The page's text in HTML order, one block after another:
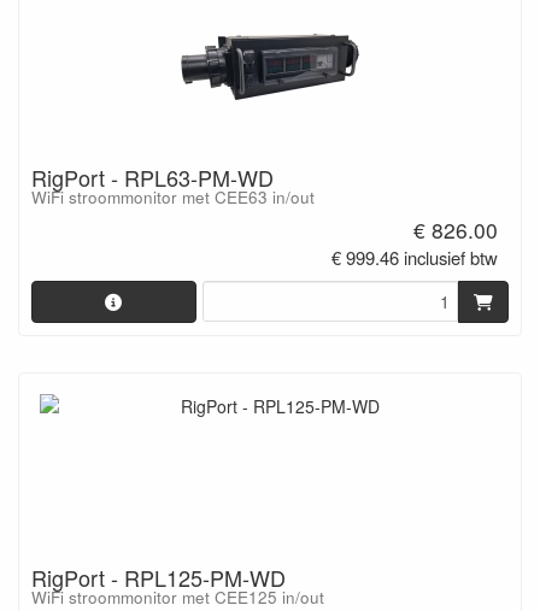
RigPort - RPL63-PM-WD
WiFi stroommonitor met CEE63 in/out
€ 826.00
€ 999.46 inclusief btw
RigPort - RPL125-PM-WD
WiFi stroommonitor met CEE125 in/out